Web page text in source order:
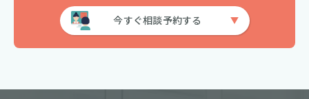
今すぐ相談予約する